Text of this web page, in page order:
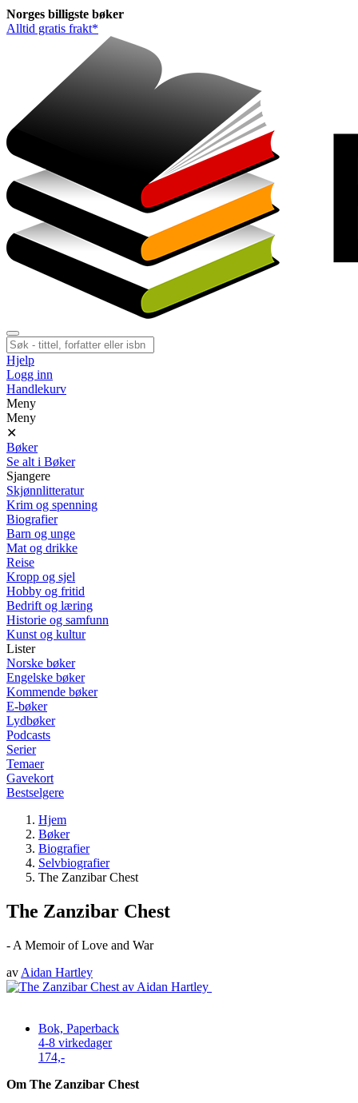
Norges billigste bøker
Alltid gratis frakt*
Hjelp
Logg inn
Handlekurv
Meny
Meny
✕
Bøker
Se alt i Bøker
Sjangere
Skjønnlitteratur
Krim og spenning
Biografier
Barn og unge
Mat og drikke
Reise
Kropp og sjel
Hobby og fritid
Bedrift og læring
Historie og samfunn
Kunst og kultur
Lister
Norske bøker
Engelske bøker
Kommende bøker
E-bøker
Lydbøker
Podcasts
Serier
Temaer
Gavekort
Bestselgere
Hjem
Bøker
Biografier
Selvbiografier
The Zanzibar Chest
The Zanzibar Chest
- A Memoir of Love and War
av Aidan Hartley
Bok, Paperback
4-8 virkedager
174,-
Om The Zanzibar Chest